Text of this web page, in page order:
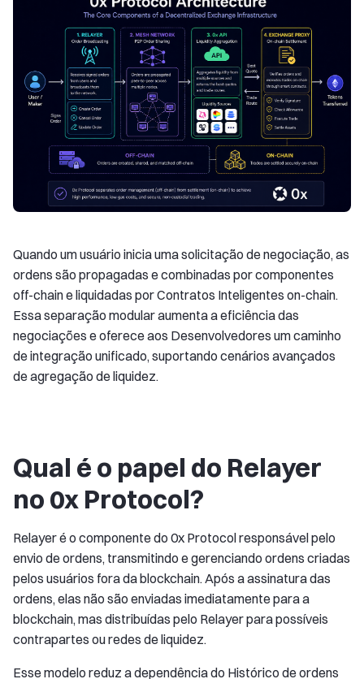
Quando um usuário inicia uma solicitação de negociação, as
ordens são propagadas e combinadas por componentes
off-chain e liquidadas por Contratos Inteligentes on-chain.
Essa separação modular aumenta a eficiência das
negociações e oferece aos Desenvolvedores um caminho
de integração unificado, suportando cenários avançados
de agregação de liquidez.
Qual é o papel do Relayer
no 0x Protocol?
Relayer é o componente do 0x Protocol responsável pelo
envio de ordens, transmitindo e gerenciando ordens criadas
pelos usuários fora da blockchain. Após a assinatura das
ordens, elas não são enviadas imediatamente para a
blockchain, mas distribuídas pelo Relayer para possíveis
contrapartes ou redes de liquidez.
Esse modelo reduz a dependência do Histórico de ordens